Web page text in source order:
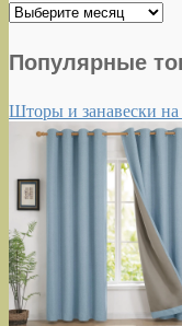
Архивы
Популярные
Шторы и занавески на